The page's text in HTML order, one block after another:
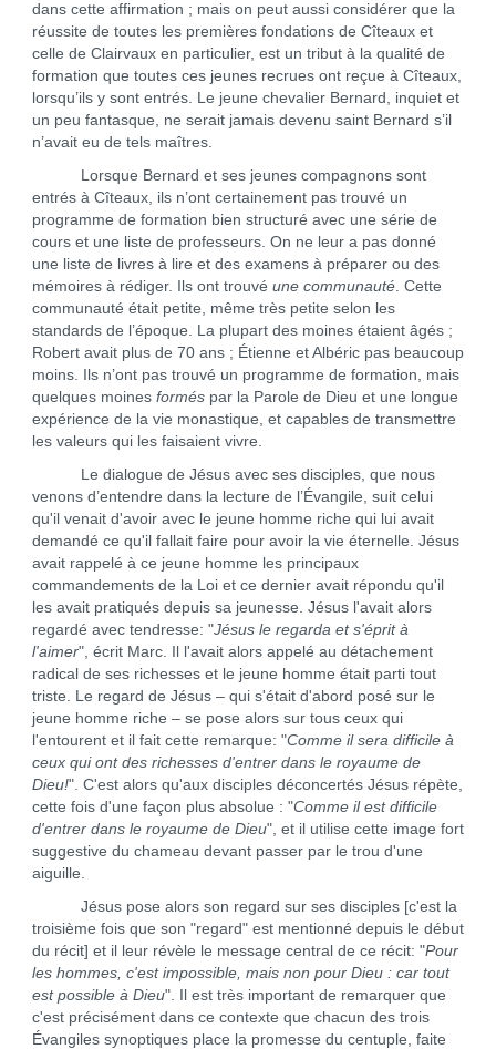
dans cette affirmation ; mais on peut aussi considérer que la
réussite de toutes les premières fondations de Cîteaux et
celle de Clairvaux en particulier, est un tribut à la qualité de
formation que toutes ces jeunes recrues ont reçue à Cîteaux,
lorsqu’ils y sont entrés. Le jeune chevalier Bernard, inquiet et
un peu fantasque, ne serait jamais devenu saint Bernard s’il
n’avait eu de tels maîtres.
Lorsque Bernard et ses jeunes compagnons sont
entrés à Cîteaux, ils n’ont certainement pas trouvé un
programme de formation bien structuré avec une série de
cours et une liste de professeurs. On ne leur a pas donné
une liste de livres à lire et des examens à préparer ou des
mémoires à rédiger. Ils ont trouvé une communauté. Cette
communauté était petite, même très petite selon les
standards de l’époque. La plupart des moines étaient âgés ;
Robert avait plus de 70 ans ; Étienne et Albéric pas beaucoup
moins. Ils n’ont pas trouvé un programme de formation, mais
quelques moines forméspar la Parole de Dieu et une longue
expérience de la vie monastique, et capables de transmettre
les valeurs qui les faisaient vivre.
Le dialogue de Jésus avec ses disciples, que nous
venons d’entendre dans la lecture de l’Évangile, suit celui
qu'il venait d'avoir avec le jeune homme riche qui lui avait
demandé ce qu'il fallait faire pour avoir la vie éternelle. Jésus
avait rappelé à ce jeune homme les principaux
commandements de la Loi et ce dernier avait répondu qu'il
les avait pratiqués depuis sa jeunesse. Jésus l'avait alors
regardé avec tendresse: "Jésus le regarda et s'éprit à
l'aimer", écrit Marc. Il l'avait alors appelé au détachement
radical de ses richesses et le jeune homme était parti tout
triste. Le regard de Jésus – qui s'était d'abord posé sur le
jeune homme riche – se pose alors sur tous ceux qui
l'entourent et il fait cette remarque: "Comme il sera difficile à
ceux qui ont des richesses d'entrer dans le royaume de
Dieu!". C'est alors qu'aux disciples déconcertés Jésus répète,
cette fois d'une façon plus absolue : "Comme il est difficile
d'entrer dans le royaume de Dieu", et il utilise cette image fort
suggestive du chameau devant passer par le trou d'une
aiguille.
Jésus pose alors son regard sur ses disciples [c'est la
troisième fois que son "regard" est mentionné depuis le début
du récit] et il leur révèle le message central de ce récit: "Pour
les hommes, c'est impossible, mais non pour Dieu : car tout
est possible à Dieu". Il est très important de remarquer que
c'est précisément dans ce contexte que chacun des trois
Évangiles synoptiques place la promesse du centuple, faite